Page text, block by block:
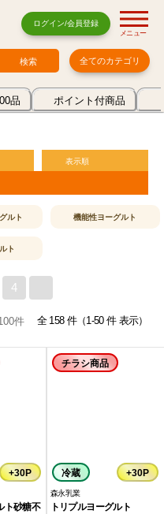
ログイン/会員登録
メニュー
全てのカテゴリ
品 ポイント付商品
表示順
ルト 機能性ヨーグルト
ト
4
件 全 158 件（1-50 件 表示）
+30P
ト砂糖不
チラシ商品
冷蔵 +30P
森永乳業
トリプルヨーグルト